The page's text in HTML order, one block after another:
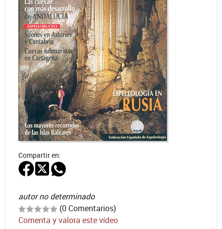
Compartir en:
autor no determinado
(0 Comentarios)
Comenta y valora este vídeo